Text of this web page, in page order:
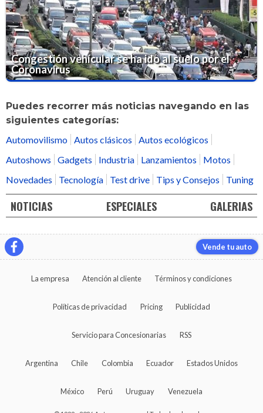
Congestión vehícular se ha ido al suelo por el
Coronavirus
Puedes recorrer más noticias navegando en las
siguientes categorías:
Automovilismo Autos clásicos
Autos ecológicos
Autoshows
Gadgets Industria Lanzamientos
Motos
Novedades
Tecnología Test drive Tips y Consejos Tuning
NOTICIAS ESPECIALES GALERIAS
Vende tu auto
La empresa Atención al cliente Términos y condiciones
Políticas de privacidad Pricing Publicidad
Servicio para Concesionarias RSS
Argentina Chile Colombia Ecuador Estados Unidos
México Perú Uruguay Venezuela